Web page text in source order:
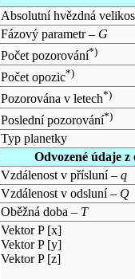
Absolutní hvězdná
Fázový parametr – G
Počet pozorování*)
Počet opozic*)
Pozorována v letech*)
Poslední pozorování*)
Typ planetky
Odvozené údaje
Vzdálenost v přísluní – q
Vzdálenost v odsluní – Q
Oběžná doba – T
Vektor P [x]
Vektor P [y]
Vektor P [z]